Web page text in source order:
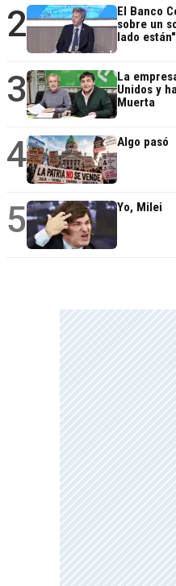
2
El Banco
sobre un
lado están"
3
La
Unidos y
Muerta
4 Algo pasó
5 Yo, Milei